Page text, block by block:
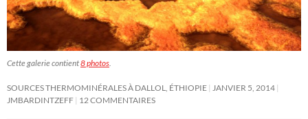
Cette galerie contient8 photos.
SOURCES THERMOMINÉRALES À DALLOL, ÉTHIOPIE JANVIER 5, 2014
JMBARDINTZEFF 12 COMMENTAIRES